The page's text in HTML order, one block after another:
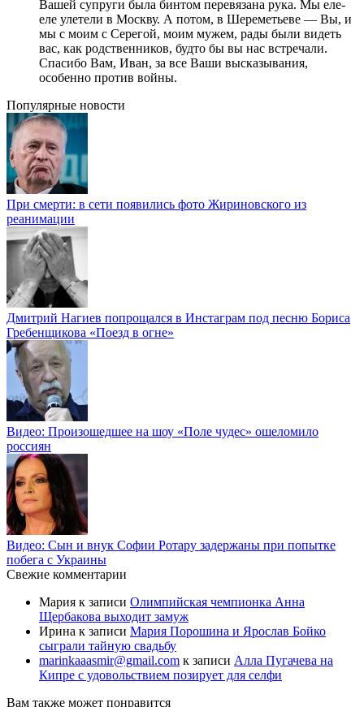
Вашей супруги была бинтом перевязана рука. Мы еле-
еле улетели в Москву. А потом, в Шереметьеве — Вы, и
мы с моим с Серегой, моим мужем, рады были видеть
вас, как родственников, будто бы вы нас встречали.
Спасибо Вам, Иван, за все Ваши высказывания,
особенно против войны.
Популярные новости
При смерти: в сети появились фото Жириновского из
реанимации
Дмитрий Нагиев попрощался в Инстаграм под песню Бориса
Гребенщикова «Поезд в огне»
Видео: Произошедшее на шоу «Поле чудес» ошеломило
россиян
Видео: Сын и внук Софии Ротару задержаны при попытке
побега с Украины
Свежие комментарии
Мария к записи Олимпийская чемпионка Анна
Щербакова выходит замуж
Ирина к записи Мария Порошина и Ярослав Бойко
сыграли тайную свадьбу
marinkaaasmir@gmail.com к записи Алла Пугачева на
Кипре с удовольствием позирует для селфи
Вам также может понравится